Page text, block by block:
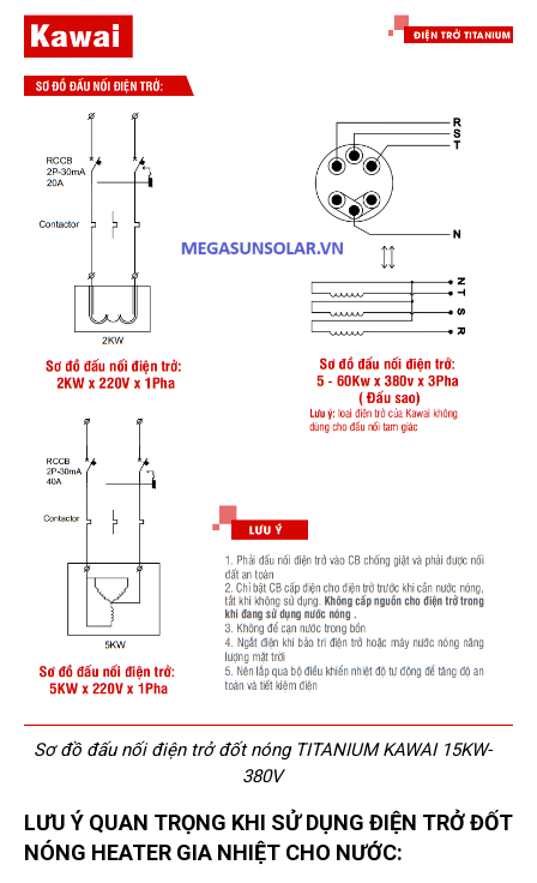
Sơ đồ đấu nối điện trở đốt nóng TITANIUM KAWAI 15KW-
380V
LƯU Ý QUAN TRỌNG KHI SỬ DỤNG ĐIỆN TRỞ ĐỐT
NÓNG HEATER GIA NHIỆT CHO NƯỚC: